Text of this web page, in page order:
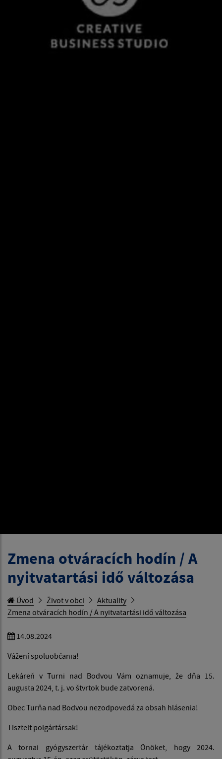
Zmena otváracích hodín / A
nyitvatartási idő változása
Úvod Život v obci
Aktuality
Zmena otváracích hodín / A nyitvatartási idő változása
14.08.2024
Vážení spoluobčania!
Lekáreň v Turni nad Bodvou Vám oznamuje, že dňa 15.
augusta 2024, t. j. vo štvrtok bude zatvorená.
Obec Turňa nad Bodvou nezodpovedá za obsah hlásenia!
Tisztelt polgártársak!
A tornai gyógyszertár tájékoztatja Önöket, hogy 2024.